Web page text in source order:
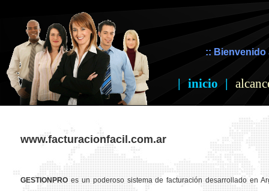
:: Bienvenido
| inicio |
www.facturacionfacil.com.ar
GESTION PRO es un poderoso sistema de facturación desarrollado en